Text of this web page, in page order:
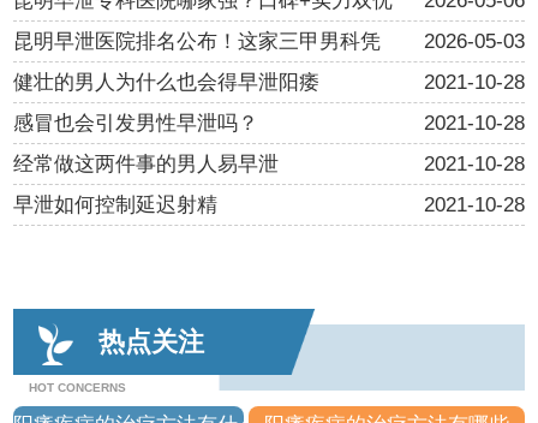
昆明早泄医院排名公布！这家三甲男科凭
2026-05-03
健壮的男人为什么也会得早泄阳痿
2021-10-28
感冒也会引发男性早泄吗？
2021-10-28
经常做这两件事的男人易早泄
2021-10-28
早泄如何控制延迟射精
2021-10-28
热点关注
HOT CONCERNS